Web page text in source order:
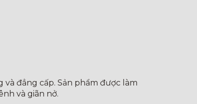
đẳng cấp. Sản phẩm được làm
và giãn nở.